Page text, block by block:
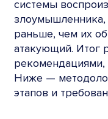
системы
злоумышленника,
раньше, чем их
атакующий. Итог
рекомендациями,
Ниже —
этапов и